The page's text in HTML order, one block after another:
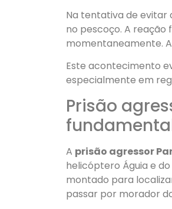
Na tentativa de evitar
no pescoço. A reação
momentaneamente.
Este acontecimento
especialmente em
Prisão
A prisão agressor
helicóptero Águia e
montado para
passar por morador